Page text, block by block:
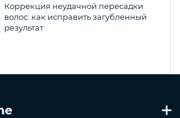
Коррекция неудачной пересадки
волос: как исправить загубленный
результат